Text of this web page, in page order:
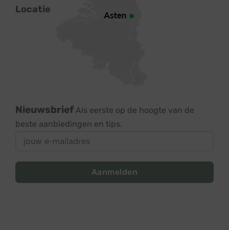
Locatie
Nieuwsbrief Als eerste op de hoogte van de
beste aanbiedingen en tips.
Aanmelden